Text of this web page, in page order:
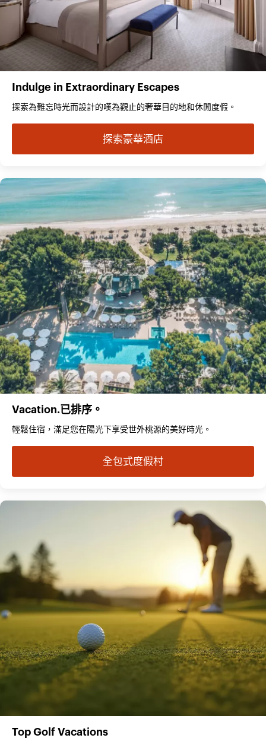
Indulge in Extraordinary Escapes
探索為難忘時光而設計的嘆為觀止的奢華目的地和休閒度假。
探索豪華酒店
Vacation.已排序。
輕鬆住宿，滿足您在陽光下享受世外桃源的美好時光。
全包式度假村
Top Golf Vacations